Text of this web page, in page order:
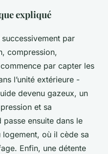
expliqué
par
compression,
par capter les
l’unité extérieure -
devenu gazeux, un
et sa
ensuite dans le
logement, où il cède sa
Enfin, une détente